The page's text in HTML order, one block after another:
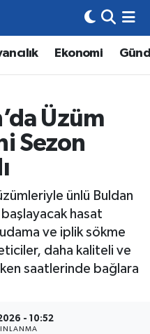
Ekonomi
Üzüm
Sezon
ünlü Buldan
hasat
ve iplik sökme
daha kaliteli ve
saatlerinde bağlara
- 10:52
ve Fikstür